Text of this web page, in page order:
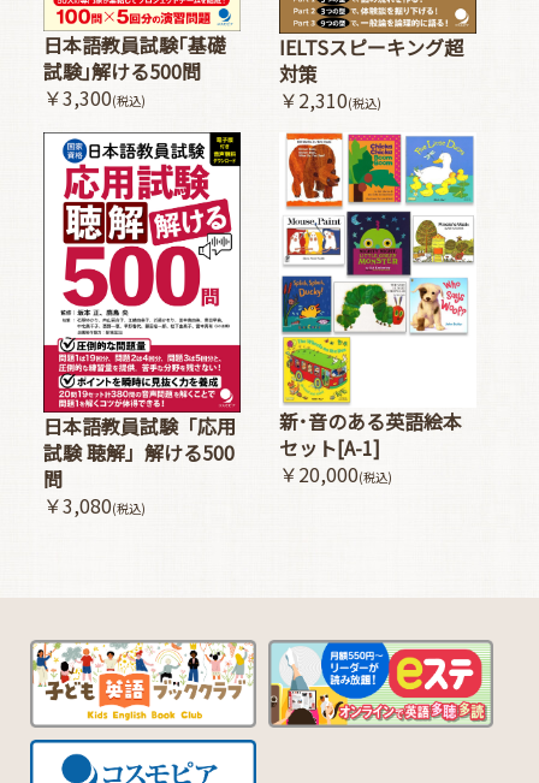
日本語教員試験｢基礎
試験｣解ける500問
￥3,300(税込)
IELTSスピーキング超
対策
￥2,310(税込)
日本語教員試験「応用
試験 聴解」解ける500
問
￥3,080(税込)
新･音のある英語絵本
セット[A-1]
￥20,000(税込)